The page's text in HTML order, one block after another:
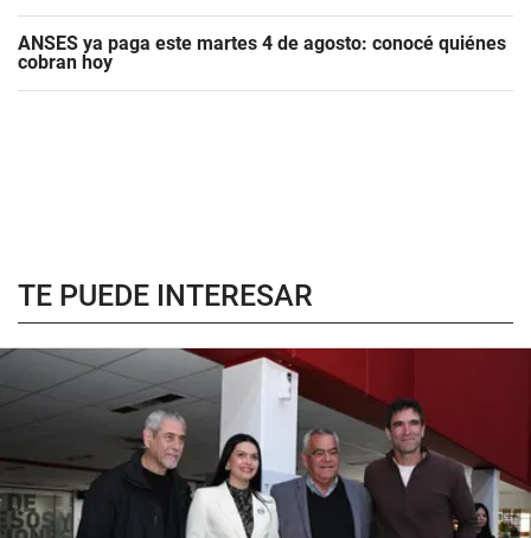
ANSES ya paga este martes 4 de agosto: conocé quiénes
cobran hoy
TE PUEDE INTERESAR